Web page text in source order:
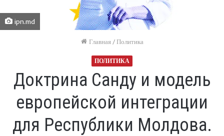
ipn.md
Главная / Политика
ПОЛИТИКА
Доктрина Санду и модель
европейской интеграции
для Республики Молдова.